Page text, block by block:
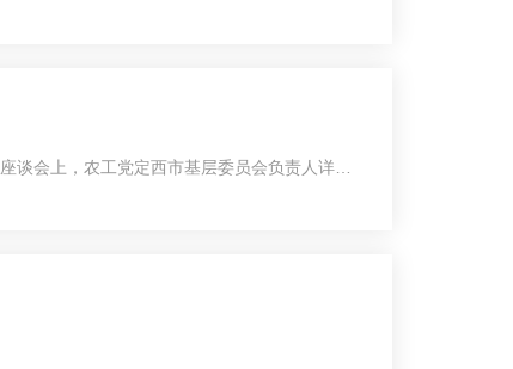
谈会上，农工党定西市基层委员会负责人详细